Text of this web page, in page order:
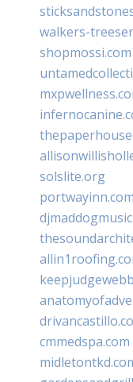
walkers-
shopmossi.com
solslite.org
portwayinn.com
cmmedspa.com